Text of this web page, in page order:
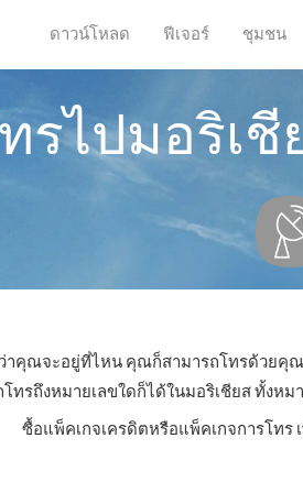
ดาวน์โหลด ฟีเจอร์ ชุมชน
รไปมอริเ
าคุณจะอยู่ที่ไหน คุณก็สามารถโทรด้วยคุณ
ทรถึงหมายเลขใดก็ได้ในมอริเชียส ทั้งห
ซื้อแพ็คเกจเครดิตหรือแพ็คเกจการโท